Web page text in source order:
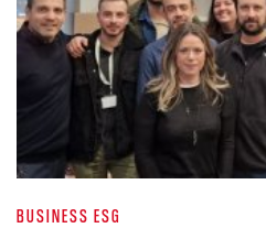
BUSINESS ESG